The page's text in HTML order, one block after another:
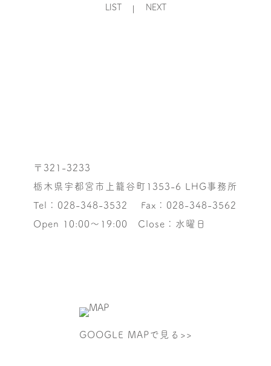
LIST NEXT
GOOGLE MAPで見る>>
〒321-3233
栃木県宇都宮市上籠谷町1353-6 LHG事務所
Tel：028-348-3532
Fax：028-348-3562
Open 10:00～19:00 Close：水曜日